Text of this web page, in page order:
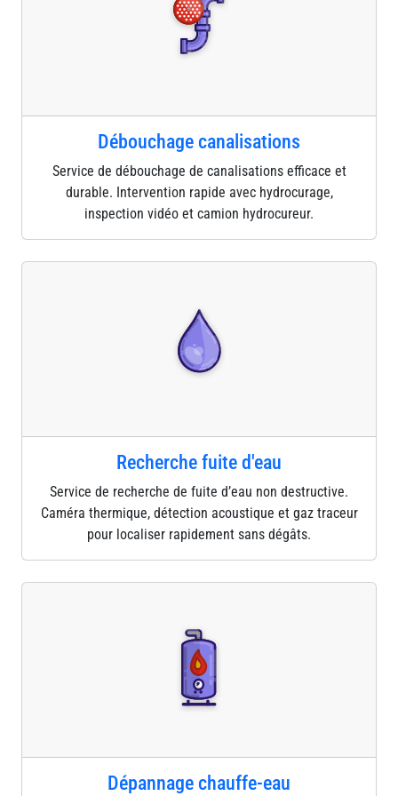
Débouchage canalisations
Service de débouchage de canalisations efficace et
durable. Intervention rapide avec hydrocurage,
inspection vidéo et camion hydrocureur.
Recherche fuite d'eau
Service de recherche de fuite d’eau non destructive.
Caméra thermique, détection acoustique et gaz traceur
pour localiser rapidement sans dégâts.
Dépannage chauffe-eau